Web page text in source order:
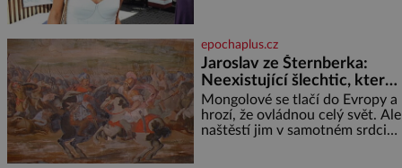
by doufal, že horká zem u
herečky ze seriálu Ulice a
režiséra vychladne,
epochaplus.cz
Jaroslav ze Šternberka:
Neexistující šlechtic, který
z Moravy vyžene Mongoly
Mongolové se tlačí do Evropy a
hrozí, že ovládnou celý svět. Ale
naštěstí jim v samotném srdci